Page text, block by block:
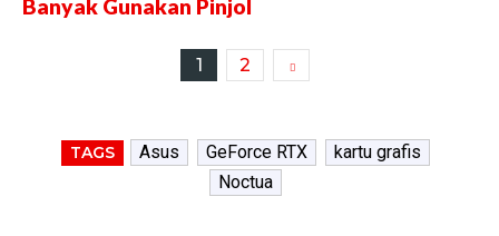
Banyak Gunakan Pinjol
1 2
TAGS Asus GeForce RTX
kartu grafis
Noctua